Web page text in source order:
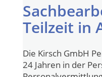
Teilzeit in
Die Kirsch GmbH
24 Jahren in der